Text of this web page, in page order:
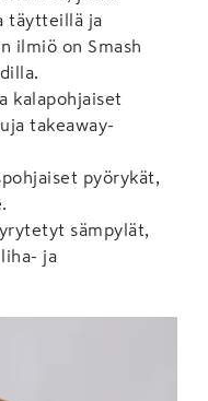
täytteillä ja
ilmiö on Smash
kalapohjaiset
takeaway-
pyörykät,
sämpylät,
ja